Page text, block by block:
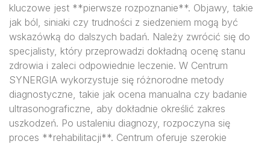
kluczowe jest **pierwsze rozpoznanie**. Objawy, takie
jak ból, siniaki czy trudności z siedzeniem mogą być
wskazówką do dalszych badań. Należy zwrócić się do
specjalisty, który przeprowadzi dokładną ocenę stanu
zdrowia i zaleci odpowiednie leczenie. W Centrum
SYNERGIA wykorzystuje się różnorodne metody
diagnostyczne, takie jak ocena manualna czy badanie
ultrasonograficzne, aby dokładnie określić zakres
uszkodzeń. Po ustaleniu diagnozy, rozpoczyna się
proces **rehabilitacji**. Centrum oferuje szerokie